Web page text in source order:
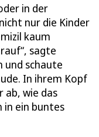
in der
nur die Kinder
kaum
sagte
und schaute
In ihrem Kopf
ab, wie das
in ein buntes